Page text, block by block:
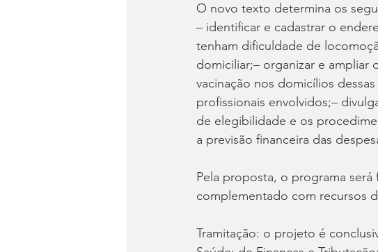
O novo texto determina os
– identificar e cadastrar o
tenham dificuldade de
domiciliar;– organizar e ampliar
vacinação nos domicílios
profissionais envolvidos;–
de elegibilidade e os
a previsão financeira das
Pela proposta, o programa
complementado com recursos
Tramitação: o projeto é